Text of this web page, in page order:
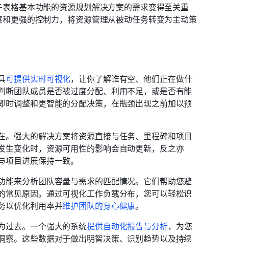
格基本功能的资源规划解决方案的需求变得至关重
更强的控制力，将资源管理从被动任务转变为主动策
可提供实时可视化，让你了解谁有空、他们正在做什
团队成员是否被过度分配、利用不足，或是否有能
调整和更智能的分配决策，在瓶颈出现之前加以预
。强大的解决方案将资源直接与任务、里程碑和项目
变化时，资源可用性的影响会自动更新，反之亦
目进展保持一致。
能来分析团队容量与需求的匹配情况。它们帮助您避
见原因。通过可视化工作负载分布，您可以轻松识
以优化利用率并维护团队的身心健康。
过去。一个强大的系统提供自动化报告与分析，为您
。这些数据对于做出明智决策、识别趋势以及持续